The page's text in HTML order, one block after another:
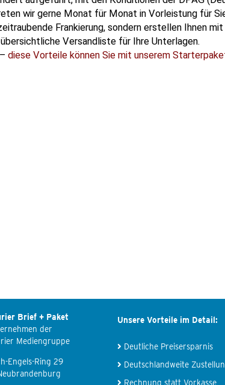
wir gerne Monat für Monat in Vorleistung für
Frankierung, sondern erstellen Ihnen
übersichtliche Versandliste für Ihre Unterlagen.
diese Vorteile können Sie mit unserem
Brief + Paket
der
Mediengruppe
Engels-Ring 29
Unsere Vorteile im Detail:
Deutliche Preisersparnis
Deutschlandweite
Rechnung statt Vorkasse